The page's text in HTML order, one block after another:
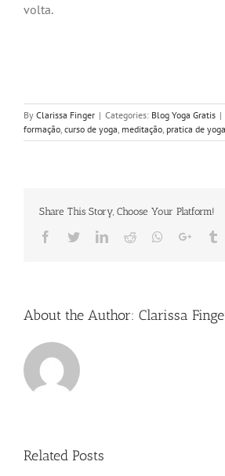
volta.
By Clarissa Finger | Categories: Blog Yoga Gratis |
formação, curso de yoga, meditação, pratica de yoga
Share This Story, Choose Your Platform!
Facebook
TwitterLinkedIn
Reddit Whatsapp
About the Author: Clarissa
Related Posts